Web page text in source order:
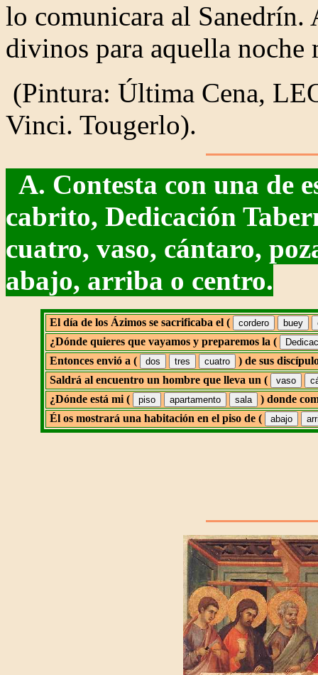
lo comunicara al Sanedrín.
divinos para aquella noche
(Pintura: Última Cena,
Vinci. Tougerlo).
A. Contesta con una de
cabrito, Dedicación
cuatro, vaso, cántaro,
abajo, arriba o centro.
El día de los Ázimos se sacrificaba el (
¿Dónde quieres que vayamos y preparemos la (
Entonces envió a (
) de sus
Saldrá al encuentro un hombre que lleva un (
¿Dónde está mi (
) donde
Él os mostrará una habitación en el piso de (